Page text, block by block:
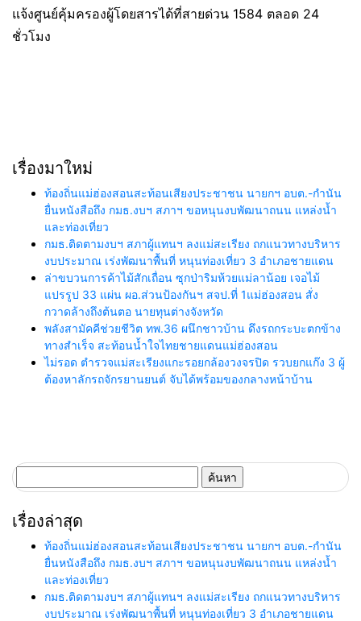
แจ้งศูนย์คุ้มครองผู้โดยสารได้ที่สายด่วน 1584 ตลอด 24
ชั่วโมง
เรื่องมาใหม่
ท้องถิ่นแม่ฮ่องสอนสะท้อนเสียงประชาชน นายกฯ อบต.-กำนัน
ยื่นหนังสือถึง กมธ.งบฯ สภาฯ ขอหนุนงบพัฒนาถนน แหล่งน้ำ
และท่องเที่ยว
กมธ.ติดตามงบฯ สภาผู้แทนฯ ลงแม่สะเรียง ถกแนวทางบริหาร
งบประมาณ เร่งพัฒนาพื้นที่ หนุนท่องเที่ยว 3 อำเภอชายแดน
ล่าขบวนการค้าไม้สักเถื่อน ซุกป่าริมห้วยแม่ลาน้อย เจอไม้
แปรรูป 33 แผ่น ผอ.ส่วนป้องกันฯ สจป.ที่ 1แม่ฮ่องสอน สั่ง
กวาดล้างถึงต้นตอ นายทุนต่างจังหวัด
พลังสามัคคีช่วยชีวิต ทพ.36 ผนึกชาวบ้าน ดึงรถกระบะตกข้าง
ทางสำเร็จ สะท้อนน้ำใจไทยชายแดนแม่ฮ่องสอน
ไม่รอด ตำรวจแม่สะเรียงแกะรอยกล้องวงจรปิด รวบยกแก๊ง 3 ผู้
ต้องหาลักรถจักรยานยนต์ จับได้พร้อมของกลางหน้าบ้าน
สำหรับ:
เรื่องล่าสุด
ท้องถิ่นแม่ฮ่องสอนสะท้อนเสียงประชาชน นายกฯ อบต.-กำนัน
ยื่นหนังสือถึง กมธ.งบฯ สภาฯ ขอหนุนงบพัฒนาถนน แหล่งน้ำ
และท่องเที่ยว
กมธ.ติดตามงบฯ สภาผู้แทนฯ ลงแม่สะเรียง ถกแนวทางบริหาร
งบประมาณ เร่งพัฒนาพื้นที่ หนุนท่องเที่ยว 3 อำเภอชายแดน